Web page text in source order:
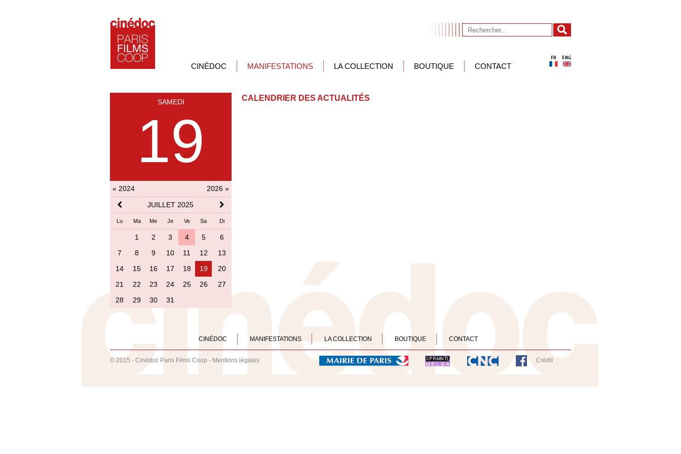
CINÉDOC MANIFESTATIONS LA COLLECTION BOUTIQUE CONTACT
SAMEDI
19
« 2024
2026 »
JUILLET 2025
Lu Ma Me Je Ve Sa Di
1 2 3 4 5
6
7
8 9 10 11 12
13
14
15 16 17 18 19
20
21
22 23 24 25 26
27
28
29 30 31
CALENDRIER DES ACTUALITÉS
CINÉDOC MANIFESTATIONS LA COLLECTION BOUTIQUE CONTACT
© 2015 - Cinédoc Paris Films Coop - Mentions légales Crédit